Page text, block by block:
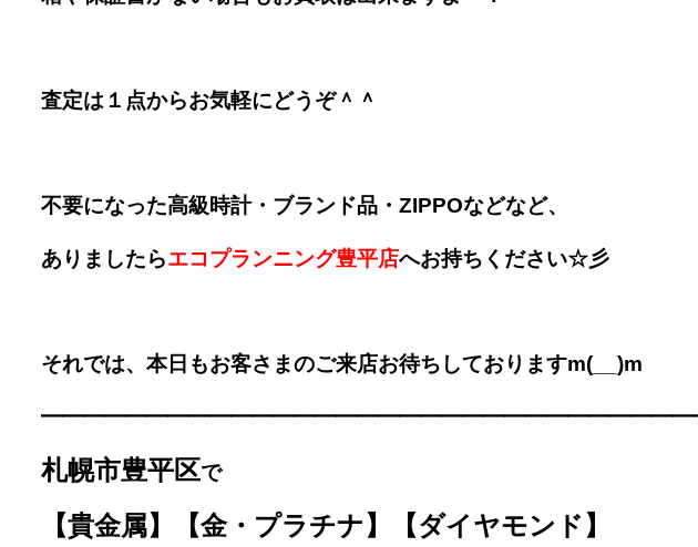
査定は１点からお気軽にどうぞ＾＾
不要になった高級時計・ブランド品・ZIPPOなどなど、
ありましたらエコプランニング豊平店へお持ちください☆彡
それでは、本日もお客さまのご来店お待ちしておりますm(__)m
━━━━━━━━━━━━━
札幌市豊平区で
【貴金属】【金・プラチナ】【ダイヤモンド】